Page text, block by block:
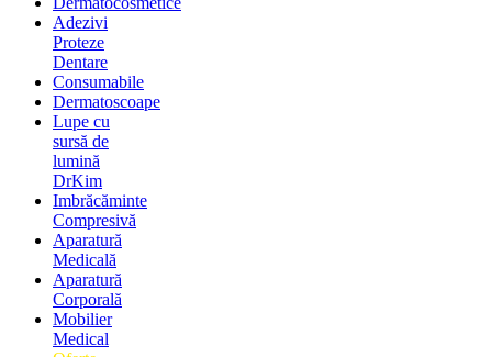
Adezivi
Proteze
Dentare
Consumabile
Dermatoscoape
Lupe cu
sursă de
lumină
DrKim
Imbrăcăminte
Compresivă
Aparatură
Medicală
Aparatură
Corporală
Mobilier
Medical